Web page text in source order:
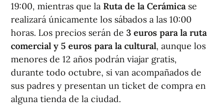
19:00, mientras que la Ruta de la Cerámica se
realizará únicamente los sábados a las 10:00
horas. Los precios serán de 3 euros para la ruta
comercial y 5 euros para la cultural, aunque los
menores de 12 años podrán viajar gratis,
durante todo octubre, si van acompañados de
sus padres y presentan un ticket de compra en
alguna tienda de la ciudad.